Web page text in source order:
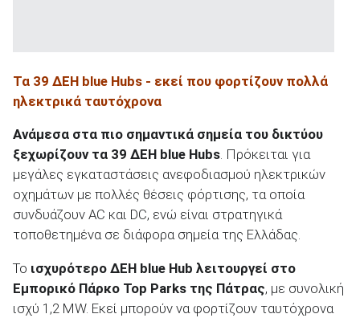
Τα 39 ΔΕΗ blue Hubs - εκεί που φορτίζουν πολλά
ηλεκτρικά ταυτόχρονα
Ανάμεσα στα πιο σημαντικά σημεία του δικτύου
ξεχωρίζουν τα 39 ΔΕΗ blue Hubs. Πρόκειται για
μεγάλες εγκαταστάσεις ανεφοδιασμού ηλεκτρικών
οχημάτων με πολλές θέσεις φόρτισης, τα οποία
συνδυάζουν AC και DC, ενώ είναι στρατηγικά
τοποθετημένα σε διάφορα σημεία της Ελλάδας.
Το ισχυρότερο ΔΕΗ blue Hub λειτουργεί στο
Εμπορικό Πάρκο Top Parks της Πάτρας, με συνολική
ισχύ 1,2 MW. Εκεί μπορούν να φορτίζουν ταυτόχρονα